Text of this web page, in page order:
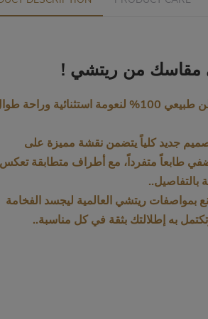
مقاسك من ريتشي !
قطن طبيعي 100% لنعومة استثنائية وراحة
جديد كلياً يتضمن نقشة مميزة على
طابعاً متفرداً، مع أطراف متطابقة تعكس
بالتفاصيل..
بمواصفات ريتشي العالمية ليجسد الفخامة
به إطلالتك بثقة في كل مناسبة..